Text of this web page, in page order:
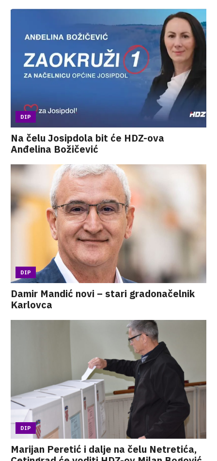
DIP
Na čelu Josipdola bit će HDZ-ova
Anđelina Božičević
DIP
Damir Mandić novi – stari gradonačelnik
Karlovca
DIP
Marijan Peretić i dalje na čelu Netretića,